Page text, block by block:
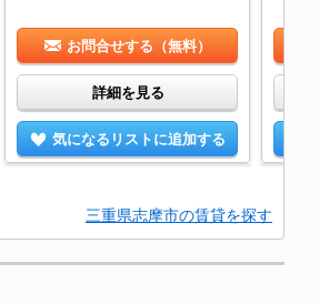
お問合せする（無料）
詳細を見る
気になるリストに追加する
三重県志摩市の賃貸を探す